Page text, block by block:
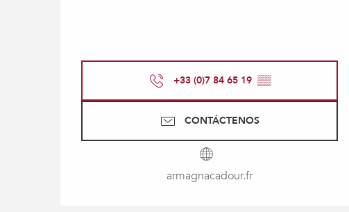
+33 (0)7 84 65 19 ▒▒
CONTÁCTENOS
armagnacadour.fr